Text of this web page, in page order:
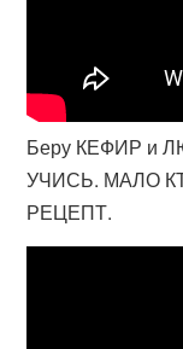
Беру КЕФИР и
УЧИСЬ. МАЛО
РЕЦЕПТ.